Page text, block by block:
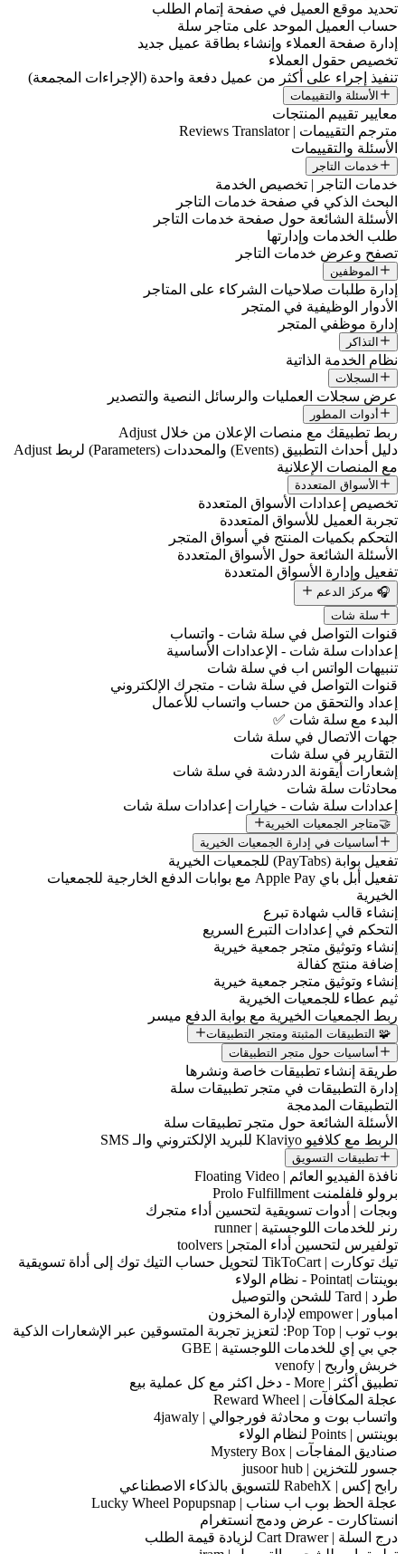
تحديد موقع العميل في صفحة إتمام الطلب
حساب العميل الموحد على متاجر سلة
إدارة صفحة العملاء وإنشاء بطاقة عميل جديد
تخصيص حقول العملاء
تنفيذ إجراء على أكثر من عميل دفعة واحدة (الإجراءات المجمعة)
الأسئلة والتقييمات
معايير تقييم المنتجات
مترجم التقييمات | Reviews Translator
الأسئلة والتقييمات
خدمات التاجر
خدمات التاجر | تخصيص الخدمة
البحث الذكي في صفحة خدمات التاجر
الأسئلة الشائعة حول صفحة خدمات التاجر
طلب الخدمات وإدارتها
تصفح وعرض خدمات التاجر
الموظفين
إدارة طلبات صلاحيات الشركاء على المتاجر
الأدوار الوظيفية في المتجر
إدارة موظفي المتجر
التذاكر
نظام الخدمة الذاتية
السجلات
عرض سجلات العمليات والرسائل النصية والتصدير
أدوات المطور
ربط تطبيقك مع منصات الإعلان من خلال Adjust
دليل أحداث التطبيق (Events) والمحددات (Parameters) لربط Adjust
مع المنصات الإعلانية
الأسواق المتعددة
تخصيص إعدادات الأسواق المتعددة
تجربة العميل للأسواق المتعددة
التحكم بكميات المنتج في أسواق المتجر
الأسئلة الشائعة حول الأسواق المتعددة
تفعيل وإدارة الأسواق المتعددة
🎧 مركز الدعم
سلة شات
قنوات التواصل في سلة شات - واتساب
إعدادات سلة شات - الإعدادات الأساسية
تنبيهات الواتس اب في سلة شات
قنوات التواصل في سلة شات - متجرك الإلكتروني
إعداد والتحقق من حساب واتساب للأعمال
البدء مع سلة شات ✅
جهات الاتصال في سلة شات
التقارير في سلة شات
إشعارات أيقونة الدردشة في سلة شات
محادثات سلة شات
إعدادات سلة شات - خيارات إعدادات سلة شات
🤝متاجر الجمعيات الخيرية
أساسيات في إدارة الجمعيات الخيرية
تفعيل بوابة (PayTabs) للجمعيات الخيرية
تفعيل أبل باي Apple Pay مع بوابات الدفع الخارجية للجمعيات
الخيرية
إنشاء قالب شهادة تبرع
التحكم في إعدادات التبرع السريع
إنشاء وتوثيق متجر جمعية خيرية
إضافة منتج كفالة
إنشاء وتوثيق متجر جمعية خيرية
ثيم عطاء للجمعيات الخيرية
ربط الجمعيات الخيرية مع بوابة الدفع ميسر
🧩 التطبيقات المثبتة ومتجر التطبيقات
أساسيات حول متجر التطبيقات
طريقة إنشاء تطبيقات خاصة ونشرها
إدارة التطبيقات في متجر تطبيقات سلة
التطبيقات المدمجة
الأسئلة الشائعة حول متجر تطبيقات سلة
الربط مع كلافيو Klaviyo للبريد الإلكتروني والـ SMS
تطبيقات التسويق
نافذة الفيديو العائم | Floating Video
برولو فلفلمنت Prolo Fulfillment
وبجات | أدوات تسويقية لتحسين أداء متجرك
رنر للخدمات اللوجستية | runner
تولفيرس لتحسين أداء المتجر| toolvers
تيك توكارت | TikToCart لتحويل حساب التيك توك إلى أداة تسويقية
بوينتات |Pointat - نظام الولاء
طرد | Tard للشحن والتوصيل
امباور | empower لإدارة المخزون
بوب توب | Pop Top: لتعزيز تجربة المتسوقين عبر الإشعارات الذكية
جي بي إي للخدمات اللوجستية | GBE
خربش واربح | venofy
تطبيق أكثر | More - دخل اكثر مع كل عملية بيع
عجلة المكافآت | Reward Wheel
واتساب بوت و محادثة فورجوالي | 4jawaly
بوينتس | Points لنظام الولاء
صناديق المفاجآت | Mystery Box
جسور للتخزين | jusoor hub
رابح إكس | RabehX للتسويق بالذكاء الاصطناعي
عجلة الحظ بوب اب سناب | Lucky Wheel Popupsnap
انستاكارت - عرض ودمج انستغرام
درج السلة | Cart Drawer لزيادة قيمة الطلب